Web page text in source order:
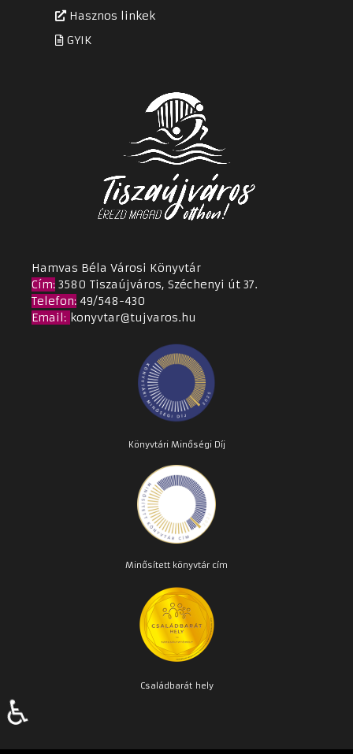
Hasznos linkek
GYIK
Hamvas Béla Városi Könyvtár
Cím: 3580 Tiszaújváros, Széchenyi út 37.
Telefon: 49/548-430
Email : konyvtar@tujvaros.hu
Könyvtári Minőségi Díj
Minősített könyvtár cím
Családbarát hely